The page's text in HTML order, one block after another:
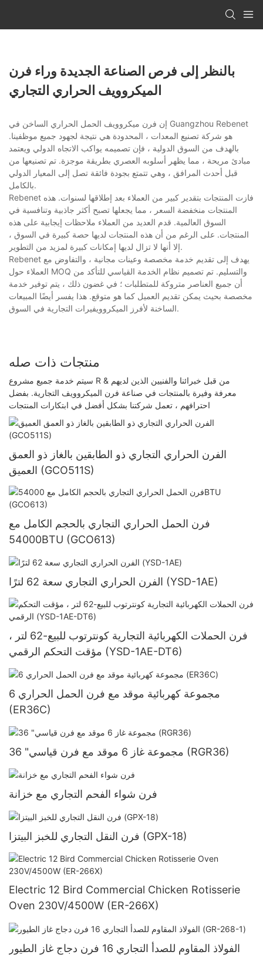
بالنظر إلى فرص الصناعة الجديدة وراء فرن
الميكروويف الحراري التجاري
إن فرن ميكروويف الحمل الحراري الساخن في Guangzhou Rebenet
هو شركة تصنيع المعدات ، المحدودة هي نتيجة لجهود جميع موظفينا.
بالهدف من السوق الدولية ، فإن تصميمه يواكب الاتجاه الدولي ويعتمد
مبادئ مريحة ، مما يظهر أسلوبه العصري بطريقة موجزة. تم تصنيعها من
قبل أحدث المرافق ، وهي تتمتع بجودة فائقة تصل إلى المعيار الدولي
بالكامل.
Rebenet فازت المنتجات بتقدير كبير من العملاء بعد إطلاقها لسنوات. هذه
المنتجات منخفضة السعر ، مما يجعلها تصبح أكثر جاذبية وتنافسية في
السوق العالمية. قدم العديد من العملاء ملاحظات إيجابية على هذه
المنتجات. على الرغم من أن هذه المنتجات لديها حصة كبيرة في السوق ،
إلا أنها لا تزال لديها إمكانات كبيرة لمزيد من التطوير.
Rebenet يهدف إلى تقديم خدمة مخصصة وعينات مجانية ، والتفاوض مع
العملاء حول MOQ والتسليم. تم تصميم نظام الخدمة القياسي للتأكد من
أن جميع العناصر متروكة للمتطلبات ؛ في غضون ذلك ، يتم توفير خدمة
مخصصة بحيث يمكن تقديم العميل كما هو متوقع. هذا يفسر أيضًا المبيعات
الساخنة لأفرز الميكروويفيرات التجارية في السوق.
منتجات ذات صله
سيتم خدمة جميع مشروع R & من قبل خبرائنا والفنيين الذين لديهم
معرفة وفيرة بالمنتجات في صناعة فرن الميكروويف التجارية. بفضل
احترافهم ، تعمل شركتنا بشكل أفضل في ابتكارات المنتجات
الفرن الحراري التجاري ذو الطابقين بالغاز ذو العمق
العميق (GCO511S)
فرن الحمل الحراري التجاري بالحجم الكامل مع
54000BTU (GCO613)
الفرن الحراري التجاري سعة 62 لترًا (YSD-1AE)
فرن الحملات الكهربائية التجارية كونترتوب للبيع-62 لتر ،
مؤقت التحكم الرقمي (YSD-1AE-DT6)
6 مجموعة كهربائية موقد مع فرن الحمل الحراري
(ER36C)
36 "مجموعة غاز 6 موقد مع فرن قياسي (RGR36)
فرن شواء الفحم التجاري مع خزانة
فرن النقل التجاري للخبز البيتزا (GPX-18)
Electric 12 Bird Commercial Chicken Rotisserie
Oven 230V/4500W (ER-266X)
الفولاذ المقاوم للصدأ التجاري 16 فرن دجاج غاز الطيور